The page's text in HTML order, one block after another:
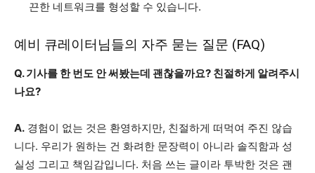
끈한 네트워크를 형성할 수 있습니다.
예비 큐레이터님들의 자주 묻는 질문 (FAQ)
Q. 기사를 한 번도 안 써봤는데 괜찮을까요? 친절하게 알려주시
나요?
A. 경험이 없는 것은 환영하지만, 친절하게 떠먹여 주진 않습
니다. 우리가 원하는 건 화려한 문장력이 아니라 솔직함과 성
실성 그리고 책임감입니다. 처음 쓰는 글이라 투박한 것은 괜